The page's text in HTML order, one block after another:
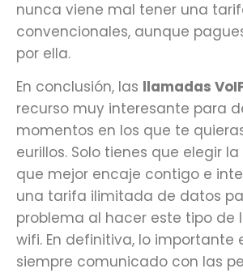
nunca viene mal tener una
convencionales, aunque
por ella.
En conclusión, las llamadas
recurso muy interesante para
momentos en los que te
eurillos. Solo tienes que elegir
que mejor encaje contigo e
una tarifa ilimitada de datos
problema al hacer este tipo de
wifi. En definitiva, lo importante
siempre comunicado con las